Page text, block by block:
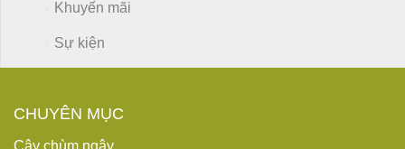
Khuyến mãi
Sự kiện
CHUYÊN MỤC
Cây chùm ngây